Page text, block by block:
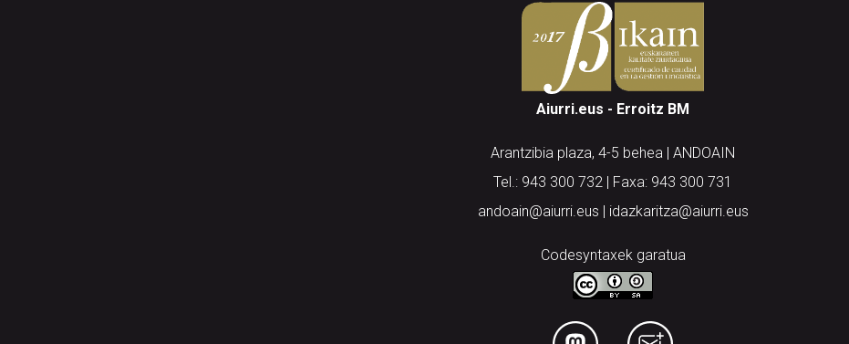
Aiurri.eus - Erroitz BM
Arantzibia plaza, 4-5 behea | ANDOAIN
Tel.: 943 300 732 | Faxa: 943 300 731
andoain@aiurri.eus | idazkaritza@aiurri.eus
Codesyntaxek garatua